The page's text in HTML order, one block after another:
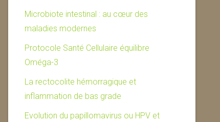
Microbiote intestinal : au cœur des
maladies modernes
Protocole Santé Cellulaire équilibre
Oméga-3
La rectocolite hémorragique et
inflammation de bas grade
Evolution du papillomavirus ou HPV et